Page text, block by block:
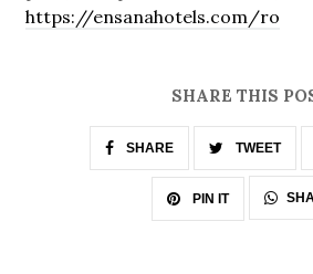
https://ensanahotels.com/ro
SHARE THIS
SHARE TWEET
PIN IT